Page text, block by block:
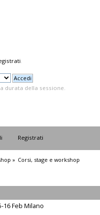
.
durata della sessione.
Registrati
» Corsi, stage e workshop
16 Feb Milano